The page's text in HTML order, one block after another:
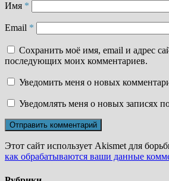
Имя *
Email *
Сохранить моё имя, email и адрес
последующих моих комментариев.
Уведомить меня о новых
Уведомлять меня о новых записях
Этот сайт использует Akismet для
как обрабатываются ваши данные